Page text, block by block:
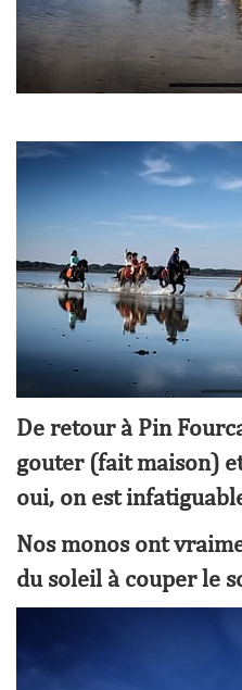
De retour à Pin
gouter (fait maison)
oui, on est
Nos monos ont
du soleil à couper le